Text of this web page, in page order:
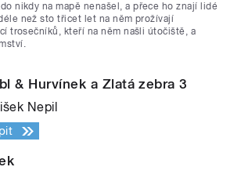
nikdy na mapě nenašel, a přece ho znají lidé
než sto třicet let na něm prožívají
trosečníků, kteří na něm našli útočiště, a
& Hurvínek a Zlatá zebra 3
Nepil